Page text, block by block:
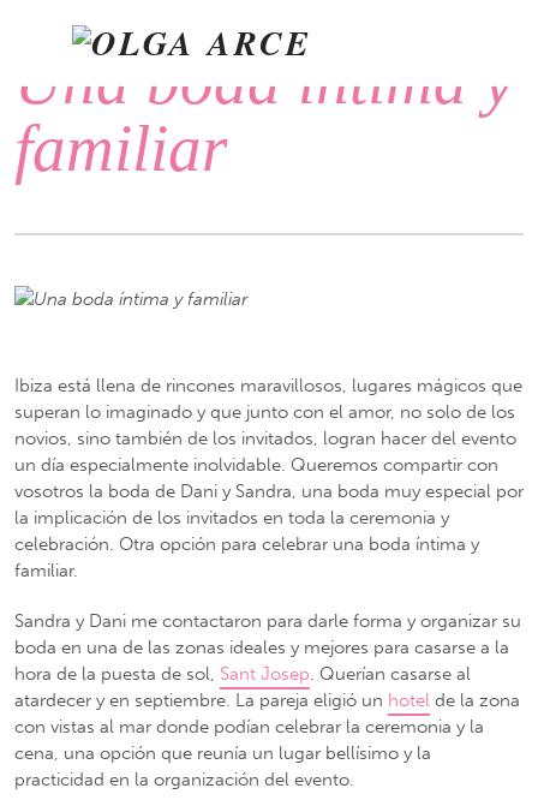
Una boda íntima y
familiar
Ibiza está llena de rincones maravillosos, lugares mágicos que
superan lo imaginado y que junto con el amor, no solo de los
novios, sino también de los invitados, logran hacer del evento
un día especialmente inolvidable. Queremos compartir con
vosotros la boda de Dani y Sandra, una boda muy especial por
la implicación de los invitados en toda la ceremonia y
celebración. Otra opción para celebrar una boda íntima y
familiar.
Sandra y Dani me contactaron para darle forma y organizar su
boda en una de las zonas ideales y mejores para casarse a la
hora de la puesta de sol, Sant Josep. Querían casarse al
atardecer y en septiembre. La pareja eligió un hotel de la zona
con vistas al mar donde podían celebrar la ceremonia y la
cena, una opción que reunía un lugar bellísimo y la
practicidad en la organización del evento.